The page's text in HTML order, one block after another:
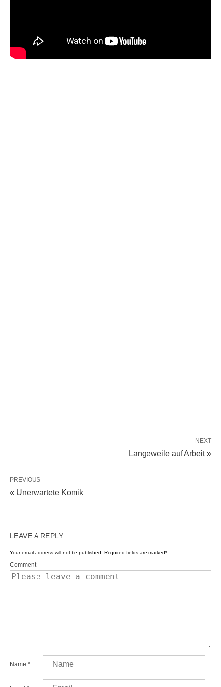
NEXT
Langeweile auf Arbeit »
PREVIOUS
« Unerwartete Komik
LEAVE A REPLY
Your email address will not be published. Required fields are marked*
Comment
Name *